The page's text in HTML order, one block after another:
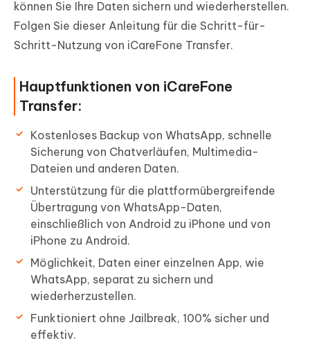
können Sie Ihre Daten sichern und wiederherstellen.
Folgen Sie dieser Anleitung für die Schritt-für-
Schritt-Nutzung von iCareFone Transfer.
Hauptfunktionen von iCareFone
Transfer:
Kostenloses Backup von WhatsApp, schnelle
Sicherung von Chatverläufen, Multimedia-
Dateien und anderen Daten.
Unterstützung für die plattformübergreifende
Übertragung von WhatsApp-Daten,
einschließlich von Android zu iPhone und von
iPhone zu Android.
Möglichkeit, Daten einer einzelnen App, wie
WhatsApp, separat zu sichern und
wiederherzustellen.
Funktioniert ohne Jailbreak, 100% sicher und
effektiv.